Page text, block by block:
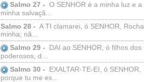
Salmo 27 - O SENHOR é a minha luz e a
minha salvaçã...
Salmo 28 - A TI clamarei, ó SENHOR, Rocha
minha; nã...
Salmo 29 -
DAI ao SENHOR, ó filhos dos
poderosos, d...
Salmo 30 -
EXALTAR-TE-EI, ó SENHOR,
porque tu me ex...